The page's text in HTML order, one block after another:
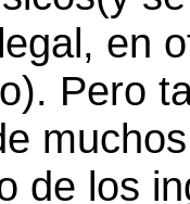
en
Pero
de los